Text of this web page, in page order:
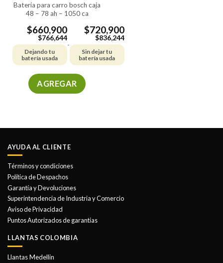
página
de
producto
batería para carro bosch caja
48 – 78 ah – 1050 ca
$660,900
$766,644
Dejando tu
batería usada
-
$720,900
$836,244
Sin dejar tu
batería usada
AGREGAR
múltiples
Las
pueden
elegir
en
la
página
de
AYUDA AL CLIENTE
Términos y condiciones
Política de Despachos
Garantía y Devoluciones
Superintendencia de Industria y Comercio
Aviso de Privacidad
Puntos Autorizados de garantias
LLANTAS COLOMBIA
Llantas Medellin